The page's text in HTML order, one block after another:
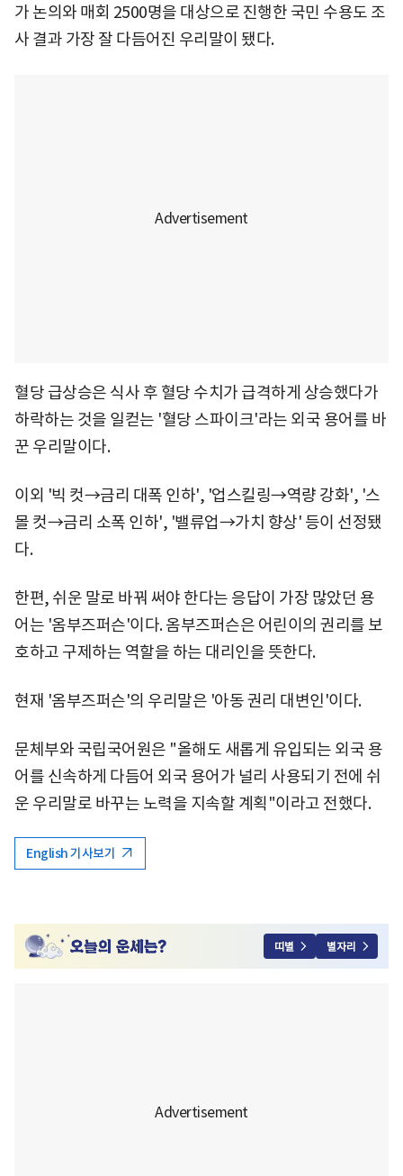
가 논의와 매회 2500명을 대상으로 진행한 국민 수용도 조
사 결과 가장 잘 다듬어진 우리말이 됐다.
혈당 급상승은 식사 후 혈당 수치가 급격하게 상승했다가
하락하는 것을 일컫는 '혈당 스파이크'라는 외국 용어를 바
꾼 우리말이다.
이외 '빅 컷→금리 대폭 인하', '업스킬링→역량 강화', '스
몰 컷→금리 소폭 인하', '밸류업→가치 향상' 등이 선정됐
다.
한편, 쉬운 말로 바꿔 써야 한다는 응답이 가장 많았던 용
어는 '옴부즈퍼슨'이다. 옴부즈퍼슨은 어린이의 권리를 보
호하고 구제하는 역할을 하는 대리인을 뜻한다.
현재 '옴부즈퍼슨'의 우리말은 '아동 권리 대변인'이다.
문체부와 국립국어원은 "올해도 새롭게 유입되는 외국 용
어를 신속하게 다듬어 외국 용어가 널리 사용되기 전에 쉬
운 우리말로 바꾸는 노력을 지속할 계획"이라고 전했다.
English 기사보기
띠별 별자리